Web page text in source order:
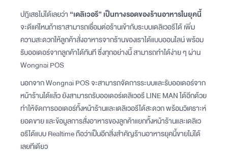
ปฎิเสธไม่ได้เลยว่า “เดลิเวอรี” เป็นทางรอดของร้านอาหารในยุคนี้
จะดีแค่ไหนถ้าเราสามารถเชื่อมต่อร้านเข้ากับระบบเดลิเวอรีได้ เพิ่ม
ความสะดวกให้ลูกค้าสั่งอาหารจากร้านของเราได้แบบออนไลน์ พร้อม
รับออเดอร์จากลูกค้าได้ทันที ซึ่งทุกอย่างนี้ สามารถทำได้ง่าย ๆ ผ่าน
Wongnai POS
นอกจาก Wongnai POS จะสามารถจัดการระบบและรับออเดอร์จาก
หน้าร้านได้แล้ว ยังสามารถรับออเดอร์เดลิเวอรี LINE MAN ได้อีกด้วย
ทำให้จัดการออเดอร์ทั้งหน้าร้านและเดลิเวอรีได้สะดวก พร้อมวิเคราะห์
ยอดขาย และข้อมูลการสั่งอาหารของลูกค้าแยกทั้งหน้าร้านและเดลิเว
อรีได้แบบ Realtime ถือว่าเป็นอีกสิ่งสำคัญร้านอาหารยุคนี้ขายไม่ได้
เลยทีเดียว